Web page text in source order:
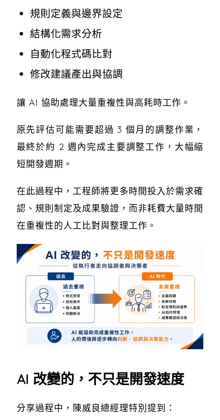
規則定義與邊界設定
結構化需求分析
自動化程式碼比對
修改建議產出與協調
讓 AI 協助處理大量重複性與高耗時工作。
原先評估可能需要超過 3 個月的調整作業，
最終於約 2 週內完成主要調整工作，大幅縮
短開發週期。
在此過程中，工程師將更多時間投入於需求確
認、規則制定及成果驗證，而非耗費大量時間
在重複性的人工比對與整理工作。
AI 改變的，不只是開發速度
分享過程中，陳威良總經理特別提到：